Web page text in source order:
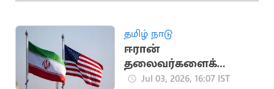
தமிழ் நாடு
ஈரான்
தலைவர்களைக்
கொல்ல இஸ்ரேல்
Jul 03, 2026, 16:07 IST